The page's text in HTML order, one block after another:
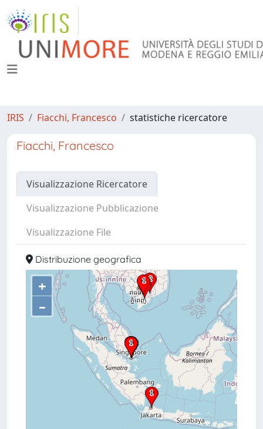
IRIS Fiacchi, Francesco statistiche ricercatore
Fiacchi, Francesco
Visualizzazione Ricercatore
Visualizzazione Pubblicazione
Visualizzazione File
Distribuzione geografica
+
–